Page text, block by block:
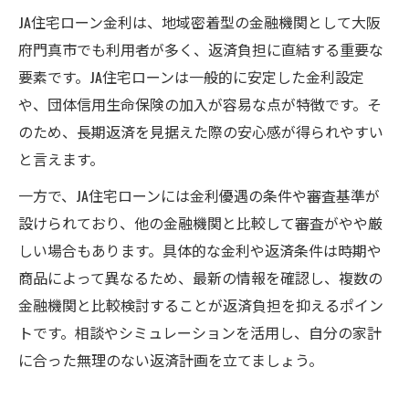
JA住宅ローン金利は、地域密着型の金融機関として大阪
府門真市でも利用者が多く、返済負担に直結する重要な
要素です。JA住宅ローンは一般的に安定した金利設定
や、団体信用生命保険の加入が容易な点が特徴です。そ
のため、長期返済を見据えた際の安心感が得られやすい
と言えます。
一方で、JA住宅ローンには金利優遇の条件や審査基準が
設けられており、他の金融機関と比較して審査がやや厳
しい場合もあります。具体的な金利や返済条件は時期や
商品によって異なるため、最新の情報を確認し、複数の
金融機関と比較検討することが返済負担を抑えるポイン
トです。相談やシミュレーションを活用し、自分の家計
に合った無理のない返済計画を立てましょう。